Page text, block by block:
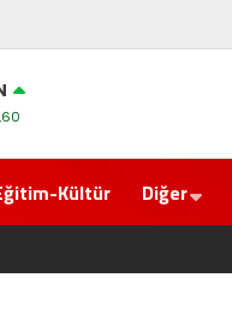
Kültür Diğer